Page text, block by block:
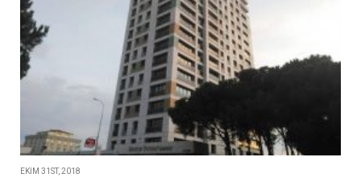
EKIM 31ST, 2018